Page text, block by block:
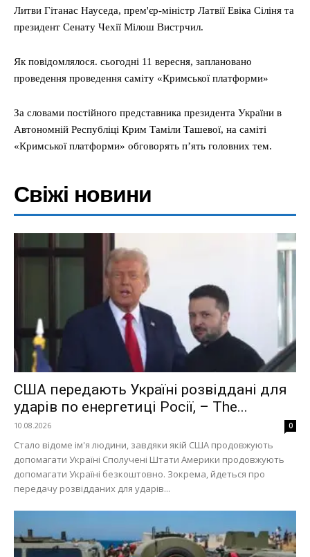
Литви Гітанас Науседа, прем'єр-міністр Латвії Евіка Сіліня та
президент Сенату Чехії Мілош Вистрчил.
Як повідомлялося. сьогодні 11 вересня, заплановано
проведення проведення саміту «Кримської платформи»
За словами постійного представника президента України в
Автономній Республіці Крим Таміли Ташевої, на саміті
«Кримської платформи» обговорять п’ять головних тем.
Свіжі новини
США передають Україні розвіддані для
ударів по енергетиці Росії, – The...
10.08.2026 0
Стало відоме ім'я людини, завдяки якій США продовжують
допомагати Україні Сполучені Штати Америки продовжують
допомагати Україні безкоштовно. Зокрема, йдеться про
передачу розвідданих для ударів...